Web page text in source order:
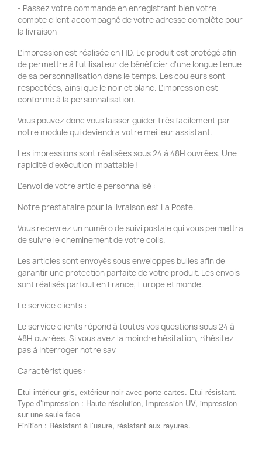
- Passez votre commande en enregistrant bien votre
compte client accompagné de votre adresse complète pour
la livraison
L'impression est réalisée en HD. Le produit est protégé afin
de permettre à l'utilisateur de bénéficier d'une longue tenue
de sa personnalisation dans le temps. Les couleurs sont
respectées, ainsi que le noir et blanc. L'impression est
conforme à la personnalisation.
Vous pouvez donc vous laisser guider très facilement par
notre module qui deviendra votre meilleur assistant.
Les impressions sont réalisées sous 24 à 48H ouvrées. Une
rapidité d'exécution imbattable !
L'envoi de votre article personnalisé :
Notre prestataire pour la livraison est La Poste.
Vous recevrez un numéro de suivi postale qui vous permettra
de suivre le cheminement de votre colis.
Les articles sont envoyés sous enveloppes bulles afin de
garantir une protection parfaite de votre produit. Les envois
sont réalisés partout en France, Europe et monde.
Le service clients :
Le service clients répond à toutes vos questions sous 24 à
48H ouvrées. Si vous avez la moindre hésitation, n'hésitez
pas à interroger notre sav
Caractéristiques :
Etui intérieur gris, extérieur noir avec porte-cartes. Etui résistant.
Type d’impression : Haute résolution, Impression UV, impression
sur une seule face
Finition : Résistant à l’usure, résistant aux rayures.